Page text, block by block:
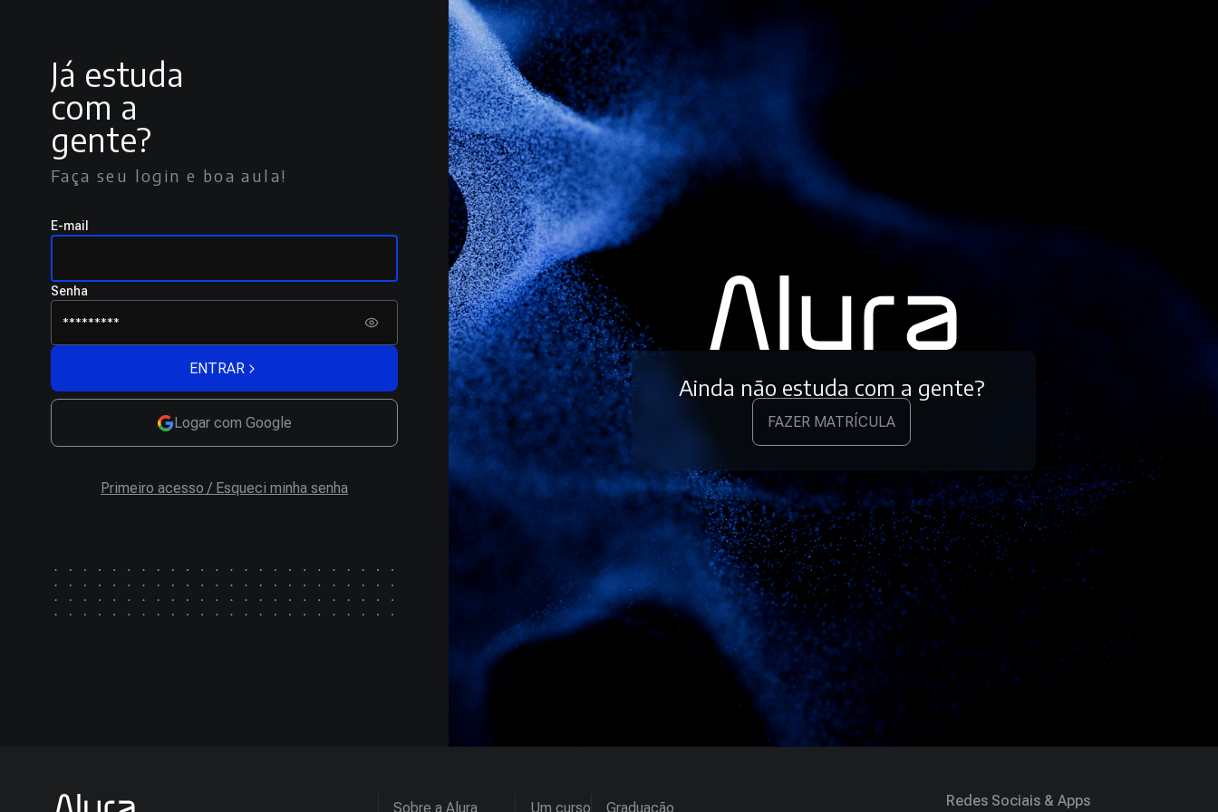
Já estuda
com a
gente?
Faça seu login e boa aula!
E-mail
Senha
ENTRAR
Logar com Google
Primeiro acesso / Esqueci minha senha
Ainda não estuda com a gente?
FAZER MATRÍCULA
Sobre a Alura Um curso Graduação Redes Sociais & Apps